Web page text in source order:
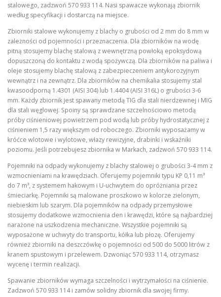
stalowego, zadzwoń 570 933 114. Nasi spawacze wykonają zbiornik
według specyfikacji i dostarczą na miejsce.
Zbiorniki stalowe wykonujemy z blachy o grubości od 2 mm do 8 mm w
zależności od pojemności i przeznaczenia. Dla zbiorników na wodę
pitną stosujemy blachę stalową z wewnętrzną powłoką epoksydową
dopuszczoną do kontaktu z wodą spożywczą. Dla zbiorników na paliwa i
oleje stosujemy blachę stalową z zabezpieczeniem antykorozyjnym
wewnątrz i na zewnątrz. Dla zbiorników na chemikalia stosujemy stal
kwasoodporną 1.4301 (AISI 304) lub 1.4404 (AISI 316L) o grubości 3-6
mm. Każdy zbiornik jest spawany metodą TIG dla stali nierdzewnej i MIG
dla stali węglowej. Spoiny są sprawdzane szczelnościowo metodą
próby ciśnieniowej powietrzem pod wodą lub próby hydrostatycznej z
ciśnieniem 1,5 razy większym od roboczego. Zbiorniki wyposażamy w
króćce wlotowe i wylotowe, włazy rewizyjne, drabinki i wskaźniki
poziomu. Jeśli potrzebujesz zbiornika w Markach, zadzwoń 570 933 114.
Pojemniki na odpady wykonujemy z blachy stalowej o grubości 3-4 mm z
wzmocnieniami na krawędziach. Oferujemy pojemniki typu KP 0,11 m³
do 7 m³, z systemem hakowym i U-uchwytem do opróżniania przez
śmieciarkę. Pojemniki są malowane proszkowo w kolorze zielonym,
niebieskim lub szarym. Dla pojemników na odpady przemysłowe
stosujemy dodatkowe wzmocnienia den i krawędzi, które są najbardziej
narażone na uszkodzenia mechaniczne. Wszystkie pojemniki są
wyposażone w uchwyty do transportu, kółka lub płozę. Oferujemy
również zbiorniki na deszczówkę o pojemności od 500 do 5000 litrów z
kranem spustowym i przelewem. Dzwoniąc 570 933 114, otrzymasz
wycenę i termin realizacji.
Spawanie zbiorników wymaga szczelności i wytrzymałości na ciśnienie.
Zadzwoń 570 933 114 i zamów solidny zbiornik dla swojej firmy.